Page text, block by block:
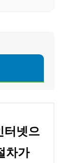
터넷으
차가